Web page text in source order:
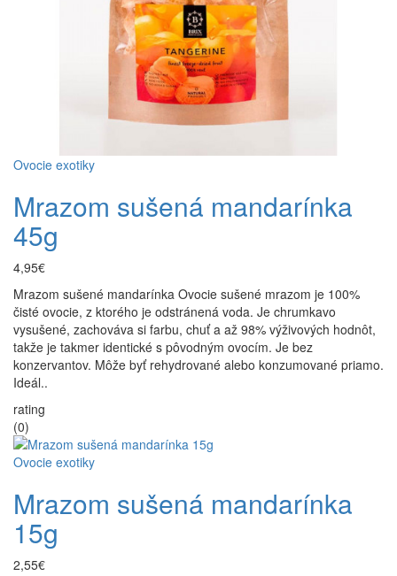
Ovocie exotiky
Mrazom sušená mandarínka
45g
4,95€
Mrazom sušené mandarínka Ovocie sušené mrazom je 100%
čisté ovocie, z ktorého je odstránená voda. Je chrumkavo
vysušené, zachováva si farbu, chuť a až 98% výživových hodnôt,
takže je takmer identické s pôvodným ovocím. Je bez
konzervantov. Môže byť rehydrované alebo konzumované priamo.
Ideál..
rating
(0)
Ovocie exotiky
Mrazom sušená mandarínka
15g
2,55€